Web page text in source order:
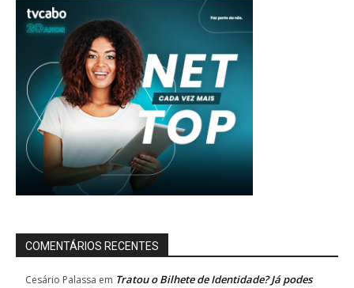
COMENTÁRIOS RECENTES
Cesário Palassa em Tratou o Bilhete de Identidade? Já podes